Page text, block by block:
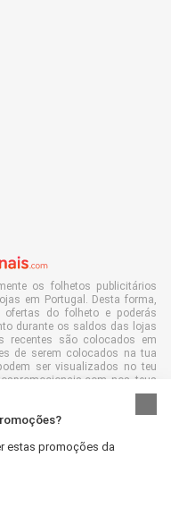
estas promoções da
os folhetos publicitários
em Portugal. Desta forma,
do folheto e poderás
durante os saldos das lojas
recentes são colocados em
de serem colocados na tua
ser visualizados no teu
nos teus
Ainda melhor, com a leitura
contribuis para reduzir o
ambiente.
2026 |